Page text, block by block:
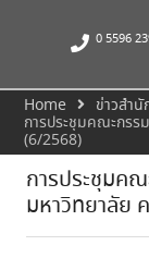
0 5596
Home
ข่าวสำ
การประชุมคณะกรร
(6/2568)
การประชุมค
มหาวิทยาลัย